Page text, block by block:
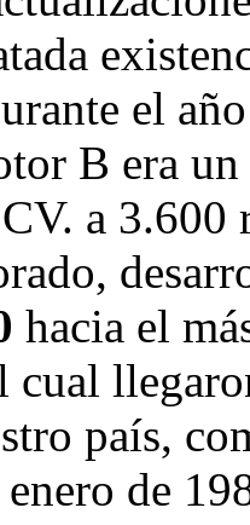
el
B era
a 3.600
hacia el
cual
país,
de